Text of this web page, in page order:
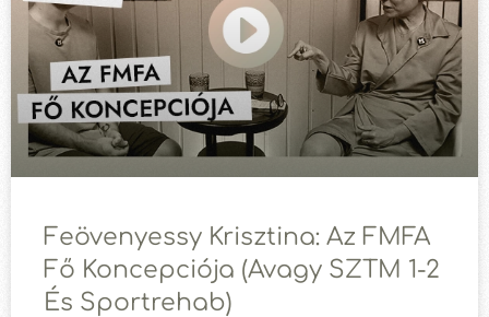
Feövenyessy Krisztina: Az FMFA
Fő Koncepciója (avagy SZTM 1-2
És Sportrehab)